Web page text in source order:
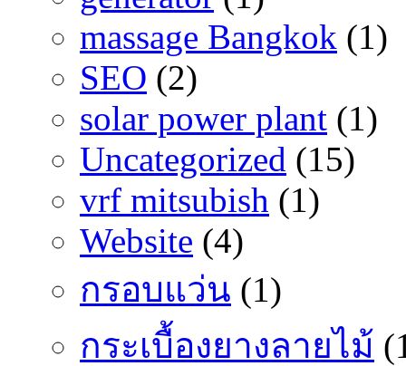
massage Bangkok (1)
SEO (2)
solar power plant (1)
Uncategorized (15)
vrf mitsubish (1)
Website (4)
กรอบแว่น (1)
กระเบื้องยางลายไม้